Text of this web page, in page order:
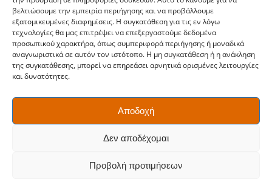
βελτιώσουμε την εμπειρία περιήγησης και να προβάλλουμε
εξατομικευμένες διαφημίσεις. Η συγκατάθεση για τις εν λόγω
τεχνολογίες θα μας επιτρέψει να επεξεργαστούμε δεδομένα
προσωπικού χαρακτήρα, όπως συμπεριφορά περιήγησης ή μοναδικά
αναγνωριστικά σε αυτόν τον ιστότοπο. Η μη συγκατάθεση ή η ανάκληση
της συγκατάθεσης, μπορεί να επηρεάσει αρνητικά ορισμένες λειτουργίες
και δυνατότητες.
Αποδοχή
Δεν αποδέχομαι
Προβολή προτιμήσεων